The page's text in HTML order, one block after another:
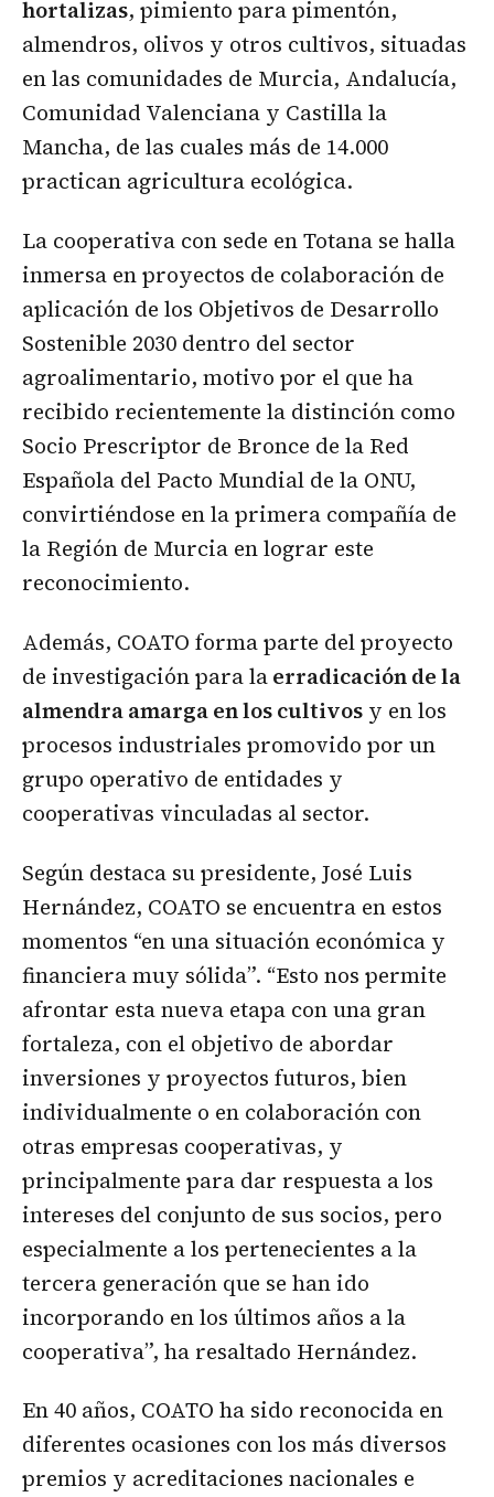
hortalizas, pimiento para pimentón,
almendros, olivos y otros cultivos, situadas
en las comunidades de Murcia, Andalucía,
Comunidad Valenciana y Castilla la
Mancha, de las cuales más de 14.000
practican agricultura ecológica.
La cooperativa con sede en Totana se halla
inmersa en proyectos de colaboración de
aplicación de los Objetivos de Desarrollo
Sostenible 2030 dentro del sector
agroalimentario, motivo por el que ha
recibido recientemente la distinción como
Socio Prescriptor de Bronce de la Red
Española del Pacto Mundial de la ONU,
convirtiéndose en la primera compañía de
la Región de Murcia en lograr este
reconocimiento.
Además, COATO forma parte del proyecto
de investigación para laerradicación de la
almendra amarga en los cultivos y en los
procesos industriales promovido por un
grupo operativo de entidades y
cooperativas vinculadas al sector.
Según destaca su presidente, José Luis
Hernández, COATO se encuentra en estos
momentos “en una situación económica y
financiera muy sólida”. “Esto nos permite
afrontar esta nueva etapa con una gran
fortaleza, con el objetivo de abordar
inversiones y proyectos futuros, bien
individualmente o en colaboración con
otras empresas cooperativas, y
principalmente para dar respuesta a los
intereses del conjunto de sus socios, pero
especialmente a los pertenecientes a la
tercera generación que se han ido
incorporando en los últimos años a la
cooperativa”, ha resaltado Hernández.
En 40 años, COATO ha sido reconocida en
diferentes ocasiones con los más diversos
premios y acreditaciones nacionales e